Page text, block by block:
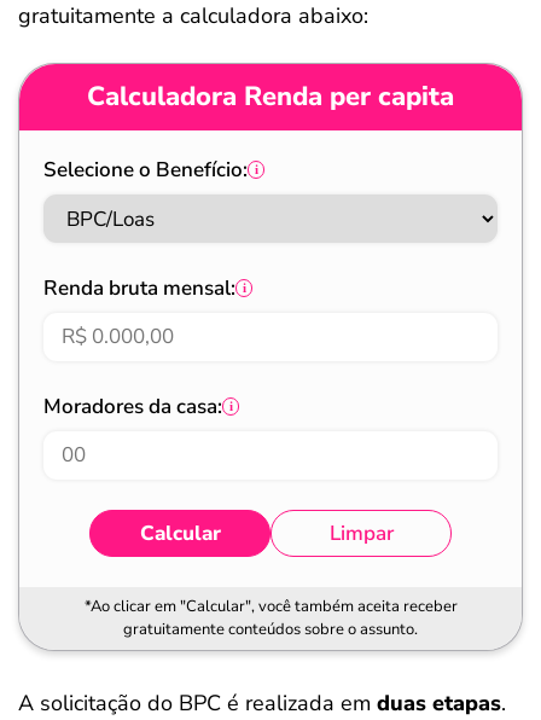
gratuitamente a calculadora abaixo:
Calculadora Renda per capita
Selecione o Benefício:
Renda bruta mensal:
Moradores da casa:
Calcular Limpar
*Ao clicar em "Calcular", você também aceita receber
gratuitamente conteúdos sobre o assunto.
A solicitação do BPC é realizada em duas etapas.